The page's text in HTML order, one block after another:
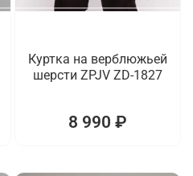
Куртка на верблюжьей
шерсти ZPJV ZD-1827
8 990 ₽